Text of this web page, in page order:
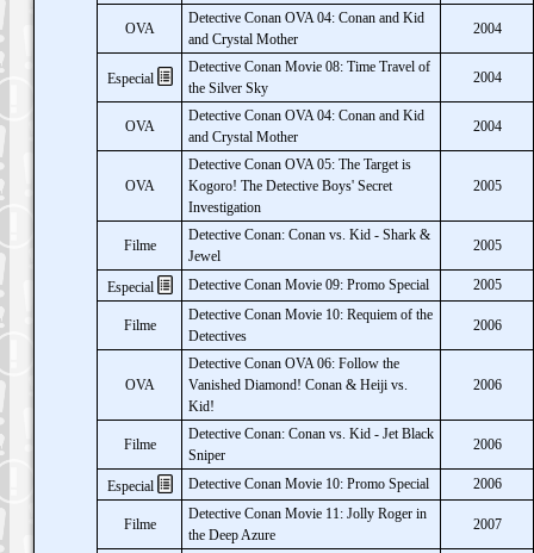
OVA
Detective Conan OVA 04: Conan and Kid
and Crystal Mother
2004
Especial
Detective Conan Movie 08: Time Travel of
the Silver Sky
2004
OVA
Detective Conan OVA 04: Conan and Kid
and Crystal Mother
2004
OVA
Detective Conan OVA 05: The Target is
Kogoro! The Detective Boys' Secret
Investigation
2005
Filme
Detective Conan: Conan vs. Kid - Shark &
Jewel
2005
Especial Detective Conan Movie 09: Promo Special 2005
Filme
Detective Conan Movie 10: Requiem of the
Detectives
2006
OVA
Detective Conan OVA 06: Follow the
Vanished Diamond! Conan & Heiji vs.
Kid!
2006
Filme
Detective Conan: Conan vs. Kid - Jet Black
Sniper
2006
Especial Detective Conan Movie 10: Promo Special 2006
Filme
Detective Conan Movie 11: Jolly Roger in
the Deep Azure
2007